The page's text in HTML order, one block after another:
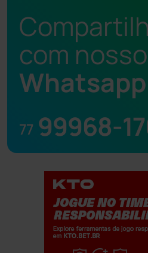
com nosso
Whatsapp
77 99968-